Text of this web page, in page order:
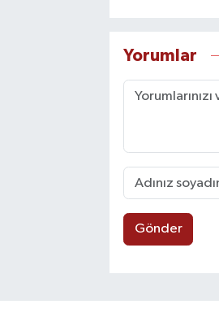
Yorumlar
Gönder